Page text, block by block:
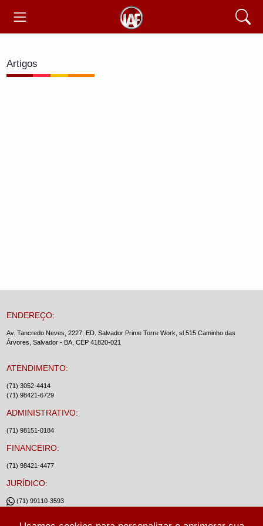
Artigos
ENDEREÇO:
Av. Tancredo Neves, 2227, ED. Salvador Prime Torre Work, sl 515 Caminho das
Árvores, Salvador - BA, CEP 41820-021
ATENDIMENTO:
(71) 3052-4414
(71) 98421-6729
ADMINISTRATIVO:
(71) 98151-0184
FINANCEIRO:
(71) 98421-4477
JURÍDICO:
(71) 99110-3593